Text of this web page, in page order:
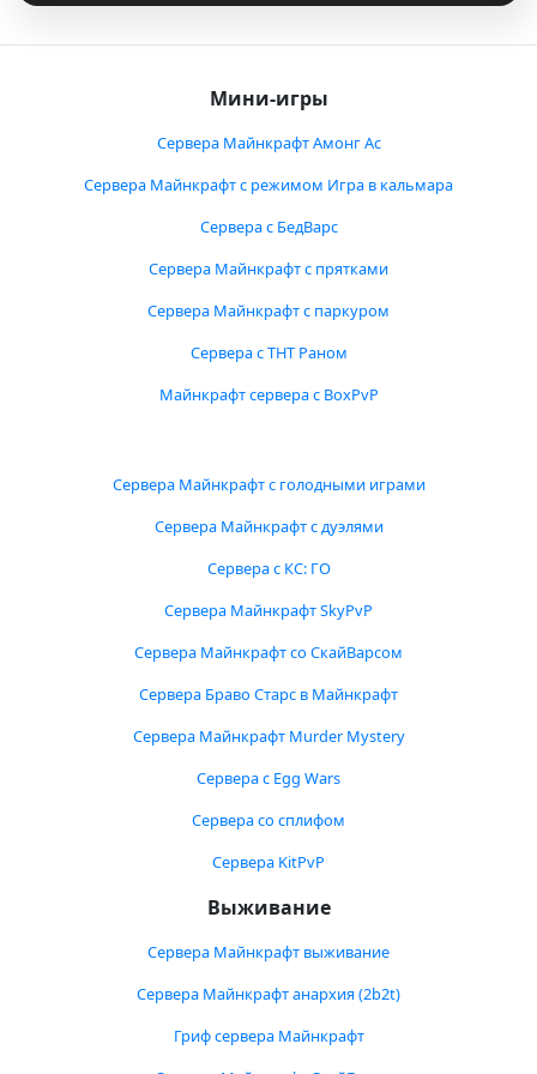
Мини-игры
Сервера Майнкрафт Амонг Ас
Сервера Майнкрафт с режимом Игра в кальмара
Сервера с БедВарс
Сервера Майнкрафт с прятками
Сервера Майнкрафт с паркуром
Сервера с ТНТ Раном
Майнкрафт сервера с BoxPvP
Сервера Майнкрафт с голодными играми
Сервера Майнкрафт с дуэлями
Сервера с КС: ГО
Сервера Майнкрафт SkyPvP
Сервера Майнкрафт со СкайВарсом
Сервера Браво Старс в Майнкрафт
Сервера Майнкрафт Murder Mystery
Сервера с Egg Wars
Сервера со сплифом
Сервера KitPvP
Выживание
Сервера Майнкрафт выживание
Сервера Майнкрафт анархия (2b2t)
Гриф сервера Майнкрафт